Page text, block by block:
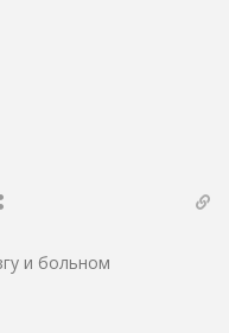
и больном